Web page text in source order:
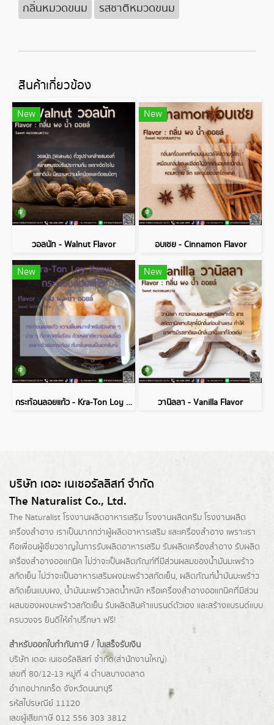
กลิ่นหมวดขนม รสชาติหมวดขนม
สินค้าเกี่ยวข้อง
New
วอลนัท - Walnut Flavor
New
อบเชย - Cinnamon Flavor
New
กระท้อนลอยแก้ว - Kra-Ton Loy Kaew Flavor
New
วานิลลา - Vanilla Flavor
บริษัท เดอะ เนเชอรัลลิสท์ จำกัด
The Naturalist Co., Ltd.
The Naturalist โรงงานผลิตอาหารเสริม โรงงานผลิตครีม โรงงานผลิต
เครื่องสำอาง เราเป็นมากกว่าผู้ผลิตอาหารเสริม และเครื่องสำอาง เพราะเรา
คือเพื่อนผู้เชี่ยวชาญในการรับผลิตอาหารเสริม รับผลิตเครื่องสำอาง รับผลิต
เครื่องสำอางออแกนิค ไม่ว่าจะเป็นผลิตภัณฑ์ที่มีส่วนผสมของน้ำมันมะพร้าว
สกัดเย็น ไม่ว่าจะเป็นอาหารเสริมผงมะพร้าวสกัดเย็น, ผลิตภัณฑ์น้ำมันมะพร้าว
สกัดเย็นแบบผง, น้ำมันมะพร้าวลดน้ำหนัก หรือเครื่องสำอางออแกนิคที่มีส่วน
ผสมของผงมะพร้าวสกัดเย็น รับผลิตสินค้าแบรนด์ตัวเอง และสร้างแบรนด์แบบ
ครบวงจร ยินดีให้คำปรึกษา ฟรี!
สำหรับออกใบกำกับภาษี / ใบเสร็จรับเงิน
บริษัท เดอะ เนเชอรัลลิสท์ จำกัด(ส่านักงานใหญ่)
เลขที่ 80/12-13 หมู่ที่ 4 ตำบลบางตลาด
อำเภอปากเกร็ด จังหวัดนนทบุรี
รหัสไปรษณีย์ 11120
เลขผู้เสียภาษี 012 556 303 3812